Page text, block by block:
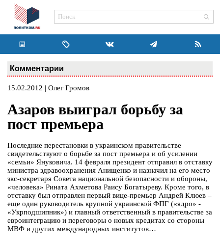
Комментарии
15.02.2012 | Олег Громов
Азаров выиграл борьбу за
пост премьера
Последние перестановки в украинском правительстве
свидетельствуют о борьбе за пост премьера и об усилении
«семьи» Януковича. 14 февраля президент отправил в отставку
министра здравоохранения Анищенко и назначил на его место
экс-секретаря Совета национальной безопасности и обороны,
«человека» Рината Ахметова Раису Богатыреву. Кроме того, в
отставку был отправлен первый вице-премьер Андрей Клюев –
еще один руководитель крупной украинской ФПГ («ядро» -
«Укрподшипник») и главный ответственный в правительстве за
евроинтеграцию и переговоры о новых кредитах со стороны
МВФ и других международных институтов…